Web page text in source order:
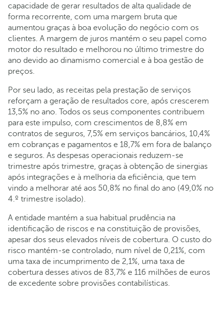
capacidade de gerar resultados de alta qualidade de
forma recorrente, com uma margem bruta que
aumentou graças à boa evolução do negócio com os
clientes. A margem de juros mantém o seu papel como
motor do resultado e melhorou no último trimestre do
ano devido ao dinamismo comercial e à boa gestão de
preços.
Por seu lado, as receitas pela prestação de serviços
reforçam a geração de resultados core, após crescerem
13,5% no ano. Todos os seus componentes contribuem
para este impulso, com crescimentos de 8,8% em
contratos de seguros, 7,5% em serviços bancários, 10,4%
em cobranças e pagamentos e 18,7% em fora de balanço
e seguros. As despesas operacionais reduzem-se
trimestre após trimestre, graças à obtenção de sinergias
após integrações e à melhoria da eficiência, que tem
vindo a melhorar até aos 50,8% no final do ano (49,0% no
4.º trimestre isolado).
A entidade mantém a sua habitual prudência na
identificação de riscos e na constituição de provisões,
apesar dos seus elevados níveis de cobertura. O custo do
risco mantém-se controlado, num nível de 0,21%, com
uma taxa de incumprimento de 2,1%, uma taxa de
cobertura desses ativos de 83,7% e 116 milhões de euros
de excedente sobre provisões contabilísticas.